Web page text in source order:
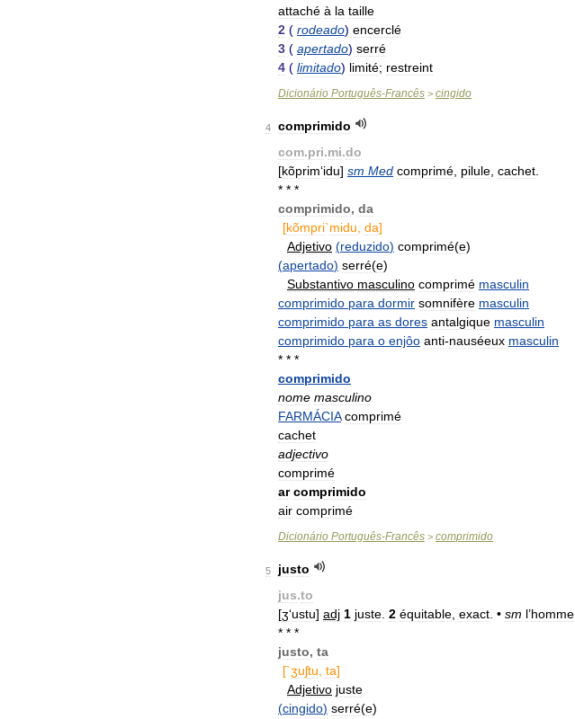
attaché à la taille
2 ( rodeado) encerclé
3 ( apertado) serré
4 ( limitado) limité; restreint
Dicionário Português-Francês > cingido
4
comprimido
com.pri.mi.do
[kõprim‘idu] sm Med comprimé pilule cachet
* * *
comprimido, da
[kõmpri`midu da]
Adjetivo (reduzido) comprimé(e)
(apertado) serré(e)
Substantivo masculino comprimé masculin
comprimido para dormir somnifère masculin
comprimido para as dores antalgique masculin
comprimido para o enjôo anti-nauséeux masculin
* * *
comprimido
nome masculino
FARMÁCIA comprimé
cachet
adjectivo
comprimé
ar comprimido
air comprimé
Dicionário Português-Francês > comprimido
5
justo
jus.to
[ʒ‘ustu] adj 1 juste 2 équitable exact . • sm l’homme
* * *
justo, ta
[`ʒuʃtu ta]
Adjetivo juste
(cingido) serré(e)